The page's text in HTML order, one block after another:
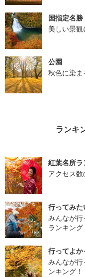
国指定名勝
美しい景観
公園
秋色に染
ランキ
紅葉名所
アクセス数
行ってみ
みんなが
ランキング
行ってよ
みんなが
ンキング！